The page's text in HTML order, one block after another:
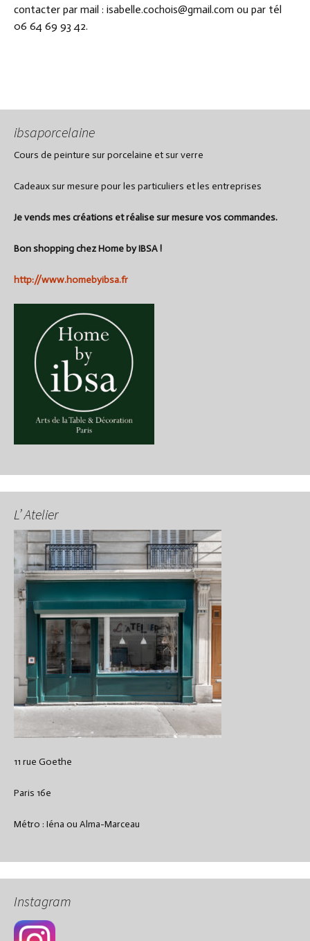
contacter par mail : isabelle.cochois@gmail.com ou par tél
06 64 69 93 42.
ibsaporcelaine
Cours de peinture sur porcelaine et sur verre
Cadeaux sur mesure pour les particuliers et les entreprises
Je vends mes créations et réalise sur mesure vos commandes.
Bon shopping chez Home by IBSA !
http://www.homebyibsa.fr
L’ Atelier
11 rue Goethe
Paris 16e
Métro : Iéna ou Alma-Marceau
Instagram